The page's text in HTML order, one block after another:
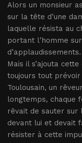
Alors un monsieur
sur la tête d’une
laquelle résista au
portant l’homme
Mais il s’ajouta
toujours tout
Toulousain, un
longtemps, chaque
rêvait de sauter sur
devant lui et devait
résister à cette